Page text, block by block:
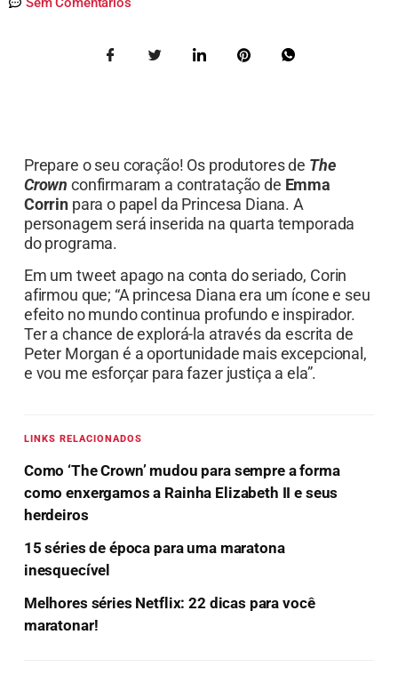
Prepare o seu coração! Os produtores de The
Crown confirmaram a contratação de Emma
Corrinpara o papel da Princesa Diana. A
personagem será inserida na quarta temporada
do programa.
Em um tweet apago na conta do seriado, Corin
afirmou que; “A princesa Diana era um ícone e seu
efeito no mundo continua profundo e inspirador.
Ter a chance de explorá-la através da escrita de
Peter Morgan é a oportunidade mais excepcional,
e vou me esforçar para fazer justiça a ela”.
LINKS RELACIONADOS
Como ‘The Crown’ mudou para sempre a forma
como enxergamos a Rainha Elizabeth II e seus
herdeiros
15 séries de época para uma maratona
inesquecível
Melhores séries Netflix: 22 dicas para você
maratonar!